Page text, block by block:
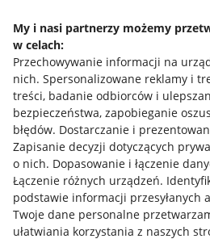
My i nasi partnerzy możemy
w celach:
Przechowywanie informacji na
nich. Spersonalizowane reklamy i
treści, badanie odbiorców i
bezpieczeństwa, zapobieganie
błędów. Dostarczanie i
Zapisanie decyzji dotyczących
o nich. Dopasowanie i łączenie
Łączenie różnych urządzeń.
podstawie informacji przesyłanych
Twoje dane personalne
ułatwiania korzystania z naszych
Allegro Gadane dla sprzedających
Allegro Gadane dla kupujących
Mapa miejscowości
Informacje prawne
Regulamin
Polityka plików "cookies"
Ustawienia plików "cookies"